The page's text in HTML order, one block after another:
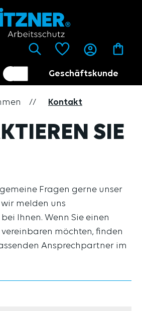
Geschäftskunde
// Kontakt
SIE
Fragen gerne unser
melden uns
Ihnen. Wenn Sie einen
möchten, finden
Ansprechpartner im